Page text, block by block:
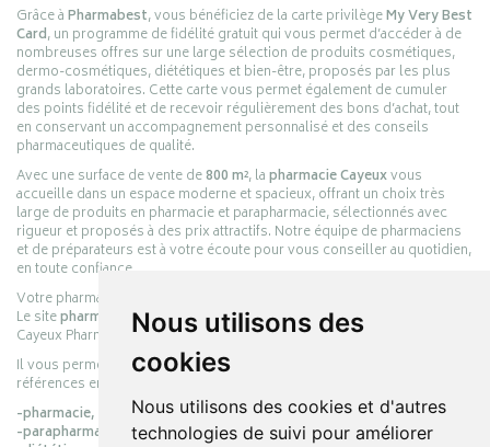
Nous utilisons des
cookies
Nous utilisons des cookies et d'autres
technologies de suivi pour améliorer
Grâce àPharmabest, vous bénéficiez de la carte privilègeMy Very Best
Card, un programme de fidélité gratuit qui vous permet d’accéder à de
nombreuses offres sur une large sélection de produits cosmétiques,
dermo-cosmétiques, diététiques et bien-être, proposés par les plus
grands laboratoires. Cette carte vous permet également de cumuler
des points fidélité et de recevoir régulièrement des bons d’achat, tout
en conservant un accompagnement personnalisé et des conseils
pharmaceutiques de qualité.
Avec une surface de vente de800 m², lapharmacie Cayeuxvous
accueille dans un espace moderne et spacieux, offrant un choix très
large de produits en pharmacie et parapharmacie, sélectionnés avec
rigueur et proposés à des prix attractifs. Notre équipe de pharmaciens
et de préparateurs est à votre écoute pour vous conseiller au quotidien,
en toute confiance.
Votre pharmacie en ligne :
Le sitepharmacie-cayeux.frest le prolongement digital de la pharmacie
Cayeux Pharmabest Berck-sur-Mer – Rang-du-Fliers.
Il vous permet de réaliser vos achats en ligne parmi des milliers de
références en :
-pharmacie,
-parapharmacie,